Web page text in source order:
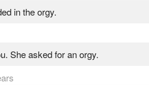
in the orgy.
She asked for an orgy.